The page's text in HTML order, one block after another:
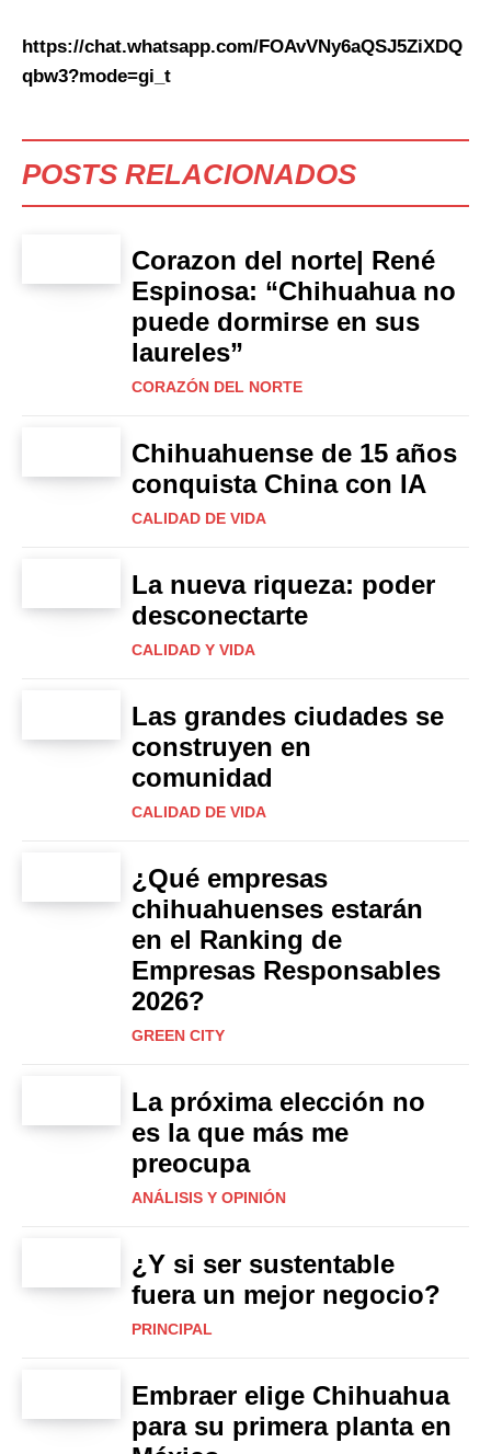
https://chat.whatsapp.com/FOAvVNy6aQSJ5ZiXDQ
qbw3?mode=gi_t
POSTS RELACIONADOS
Corazon del norte| René
Espinosa: “Chihuahua no
puede dormirse en sus
laureles”
CORAZÓN DEL NORTE
Chihuahuense de 15 años
conquista China con IA
CALIDAD DE VIDA
La nueva riqueza: poder
desconectarte
CALIDAD Y VIDA
Las grandes ciudades se
construyen en
comunidad
CALIDAD DE VIDA
¿Qué empresas
chihuahuenses estarán
en el Ranking de
Empresas Responsables
2026?
GREEN CITY
La próxima elección no
es la que más me
preocupa
ANÁLISIS Y OPINIÓN
¿Y si ser sustentable
fuera un mejor negocio?
PRINCIPAL
Embraer elige Chihuahua
para su primera planta en